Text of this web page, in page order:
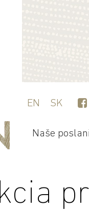
Naše
EN SK